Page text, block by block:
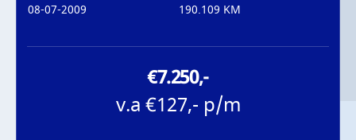
08-07-2009 190.109 KM
€7.250,-
v.a €127,- p/m